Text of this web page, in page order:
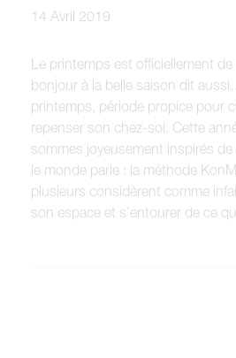
14 Avril 2019
Le printemps est officiellement
bonjour à la belle saison dit
printemps, période propice pour
repenser son chez-soi. Cette
sommes joyeusement inspirés
le monde parle : la méthode
plusieurs considèrent comme
son espace et s’entourer de ce